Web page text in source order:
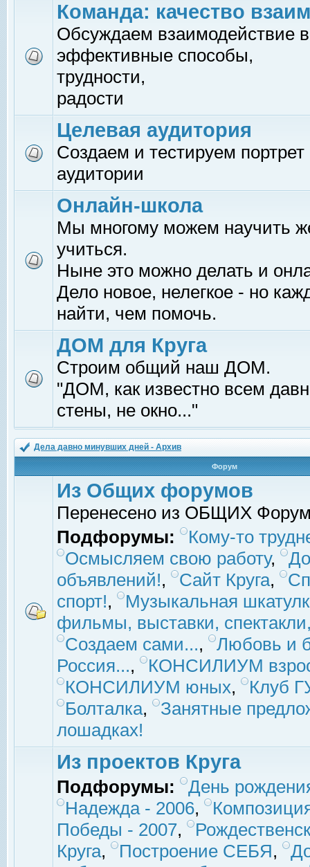
Команда: качество
Обсуждаем взаимодействие
эффективные способы,
трудности,
радости
Целевая аудитория
Создаем и тестируем
аудитории
Онлайн-школа
Мы многому можем научить
учиться.
Ныне это можно делать и
Дело новое, нелегкое - но
найти, чем помочь.
ДОМ для Круга
Строим общий наш ДОМ.
"ДОМ, как известно всем
стены, не окно..."
Дела давно минувших дней - Архив
Форум
Из Общих форумов
Перенесено из ОБЩИХ
Подфорумы:
Кому-то
Осмысляем свою работу,
объявлений!, Сайт Круга,
спорт!,
Музыкальная
фильмы, выставки,
Создаем сами...,
Любовь и
Россия...,
КОНСИЛИУМ
КОНСИЛИУМ юных,
Клуб
Болталка,
Занятные
лошадках!
Из проектов Круга
Подфорумы:
День
Надежда - 2006,
Победы - 2007,
Круга, Построение СЕБЯ,